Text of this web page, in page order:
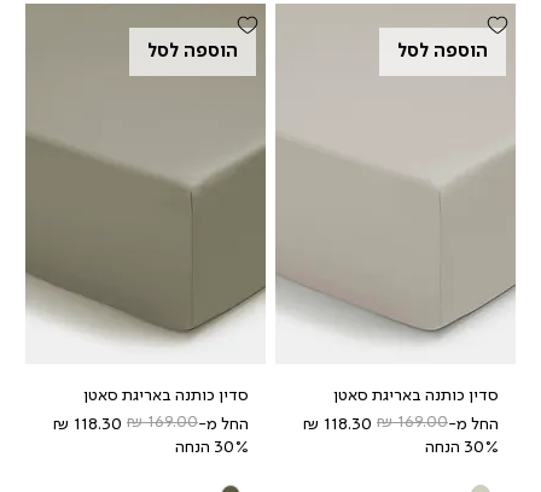
הוספה לסל
סדין כותנה באריגת סאטן
החל מ-
מחיר רגיל
מחיר מבצע
30% הנחה
הוספה לסל
סדין כותנה באריגת סאטן
החל מ-
מחיר רגיל
מחיר מבצע
30% הנחה